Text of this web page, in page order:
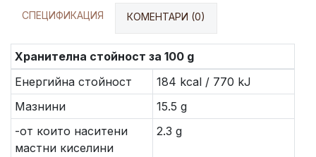
СПЕЦИФИКАЦИЯ КОМЕНТАРИ (0)
Хранителна стойност за 100 g
Енергийна стойност
184 kcal / 770 kJ
Мазнини
15.5 g
-от които наситени
мастни киселини
2.3 g